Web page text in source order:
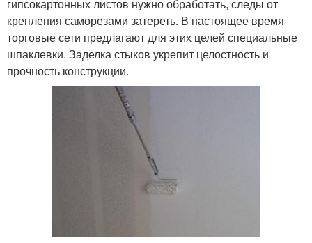
гипсокартонных листов нужно обработать, следы от
крепления саморезами затереть. В настоящее время
торговые сети предлагают для этих целей специальные
шпаклевки. Заделка стыков укрепит целостность и
прочность конструкции.